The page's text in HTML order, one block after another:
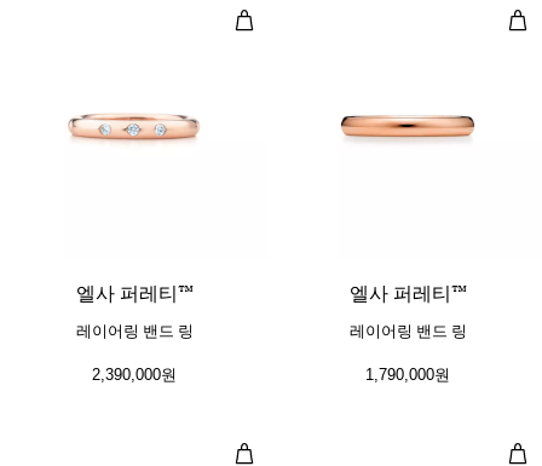
레이어링 밴드 링
엘사 퍼레티™
레이어링 밴드 링
2,390,000원
레
엘사 퍼레티™
레이어링 밴드 링
1,790,000원
엘사 퍼레티™ 웨딩 밴드 링 엘